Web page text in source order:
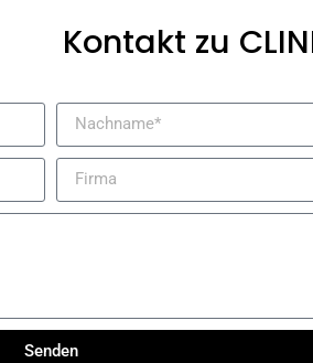
Kontakt zu
Senden